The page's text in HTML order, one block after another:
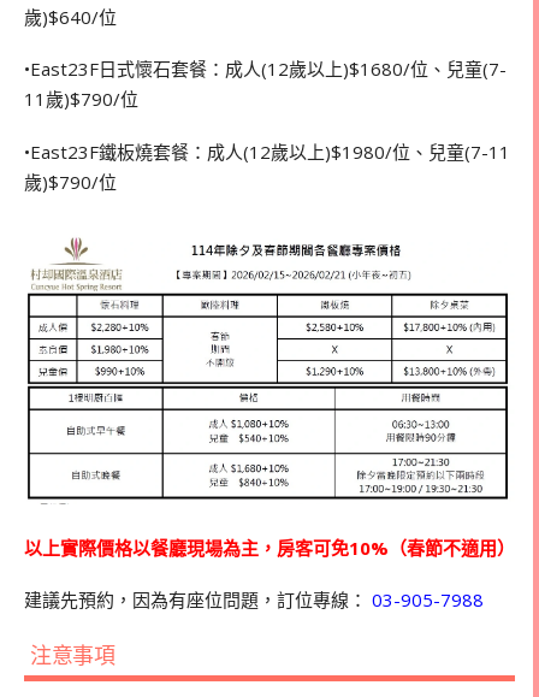
歲)$640/位
•East23F日式懷石套餐：成人(12歲以上)$1680/位、兒童(7-
11歲)$790/位
•East23F鐵板燒套餐：成人(12歲以上)$1980/位、兒童(7-11
歲)$790/位
以上實際價格以餐廳現場為主，房客可免10%（春節不適用）
建議先預約，因為有座位問題，訂位專線： 03-905-7988
注意事項